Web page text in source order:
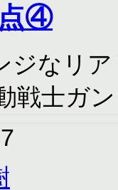
④
ジなリ
戦士ガ